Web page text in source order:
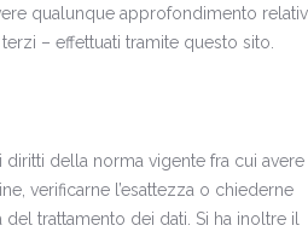
qualunque approfondimento
– effettuati tramite questo sito.
della norma vigente fra cui avere
verificarne l’esattezza o chiederne
trattamento dei dati. Si ha inoltre il